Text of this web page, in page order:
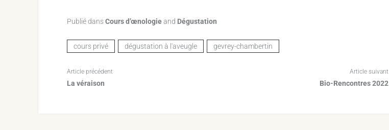
Publié dansCours d’œnologieand Dégustation
cours privé dégustation à l'aveugle gevrey-chambertin
Article précédent
La véraison
Article suivant
Bio-Rencontres 2022